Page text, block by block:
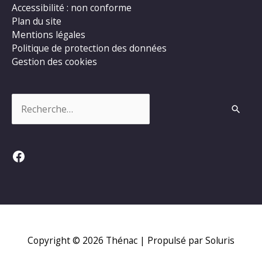
Accessibilité : non conforme
Plan du site
Mentions légales
Politique de protection des données
Gestion des cookies
Facebook
Copyright © 2026 Thénac | Propulsé par Soluris